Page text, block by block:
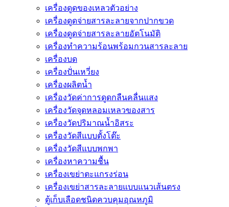
เครื่องดูดของเหลวตัวอย่าง
เครื่องดูดจ่ายสารละลายจากปากขวด
เครื่องดูดจ่ายสารละลายอัตโนมัติ
เครื่องทำความร้อนพร้อมกวนสารละลาย
เครื่องบด
เครื่องปั่นเหวี่ยง
เครื่องผลิตน้ำ
เครื่องวัดค่าการดูดกลืนคลื่นแสง
เครื่องวัดจุดหลอมเหลวของสาร
เครื่องวัดปริมาณน้ำอิสระ
เครื่องวัดสีแบบตั้งโต๊ะ
เครื่องวัดสีแบบพกพา
เครื่องหาความชื้น
เครื่องเขย่าตะแกรงร่อน
เครื่องเขย่าสารละลายแบบแนวเส้นตรง
ตู้เก็บเลือดชนิดควบคุมอุณหภูมิ